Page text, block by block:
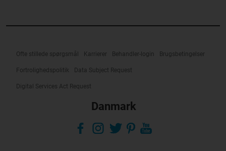
Ofte stillede spørgsmål Karrierer Behandler-login Brugsbetingelser
Fortrolighedspolitik Data Subject Request
Digital Services Act Request
Danmark